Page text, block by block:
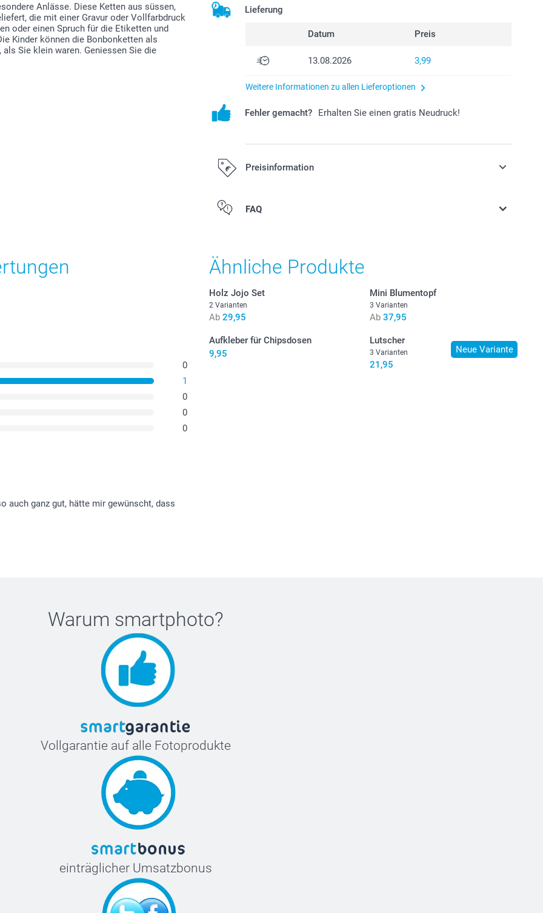
Anlässe. Diese Ketten aus süssen,
die mit einer Gravur oder Vollfarbdruck
oder einen Spruch für die Etiketten und
Kinder können die Bonbonketten als
Sie klein waren. Geniessen Sie die
Lieferung
Datum Preis
13.08.2026 3,99
Weitere Informationen zu allen Lieferoptionen
Fehler gemacht? Erhalten Sie einen gratis Neudruck!
Preisinformation
Alle Preise verstehen sich in EURO (€) inkl. MwSt. und zzgl.
FAQ
0
1
0
0
0
auch ganz gut, hätte mir gewünscht, dass
Ähnliche Produkte
Holz Jojo Set
2 Varianten
Ab 29,95
Mini Blumentopf
3 Varianten
Ab 37,95
Aufkleber für Chipsdosen
9,95
Neue Variante
Lutscher
3 Varianten
21,95
Warum smartphoto?
Vollgarantie auf alle Fotoprodukte
einträglicher Umsatzbonus